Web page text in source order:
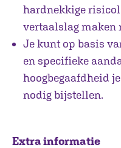
hardnekkige
vertaalslag maken
Je kunt op basis
en specifieke
hoogbegaafdheid
nodig bijstellen.
Extra informatie